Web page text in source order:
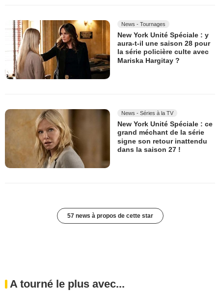
News - Tournages
New York Unité Spéciale : y
aura-t-il une saison 28 pour
la série policière culte avec
Mariska Hargitay ?
News - Séries à la TV
New York Unité Spéciale : ce
grand méchant de la série
signe son retour inattendu
dans la saison 27 !
57 news à propos de cette star
A tourné le plus avec...